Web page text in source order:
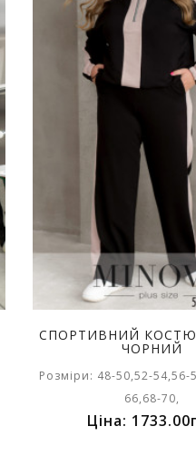
СПОРТИВНИЙ
ЧОРНИЙ
Розміри: 48-50,52-54,56-
66,68-70,
Ціна: